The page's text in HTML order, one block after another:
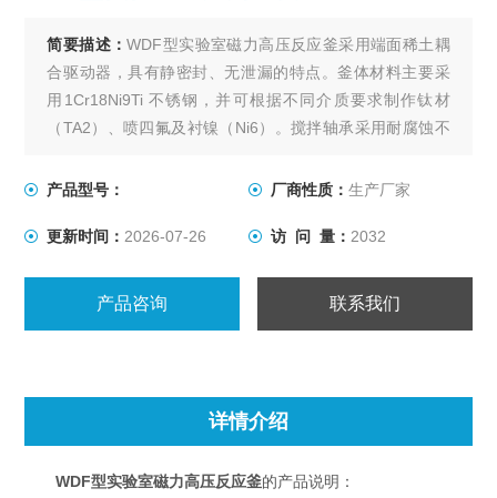
简要描述：WDF型实验室磁力高压反应釜采用端面稀土耦
合驱动器，具有静密封、无泄漏的特点。釜体材料主要采
用1Cr18Ni9Ti 不锈钢，并可根据不同介质要求制作钛材
（TA2）、喷四氟及衬镍（Ni6）。搅拌轴承采用耐腐蚀不
上出料和下出料两种，供用户订货时选用。该系列产品具
化学反应试验的理想装置。
产品型号： 厂商性质： 生产厂家
更新时间： 2026-07-26 访 问 量： 2032
产品咨询 联系我们
详情介绍
WDF型实验室磁力高压反应釜的产品说明：